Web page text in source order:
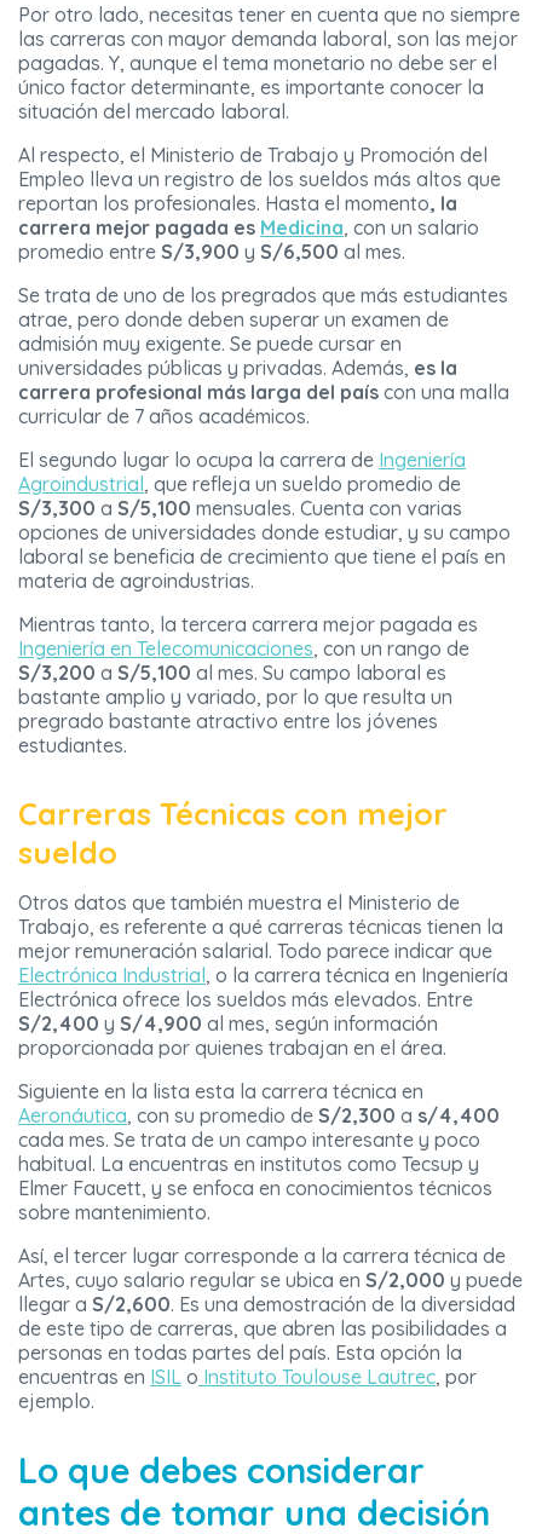
Por otro lado, necesitas tener en cuenta que no siempre
las carreras con mayor demanda laboral, son las mejor
pagadas. Y, aunque el tema monetario no debe ser el
único factor determinante, es importante conocer la
situación del mercado laboral.
Al respecto, el Ministerio de Trabajo y Promoción del
Empleo lleva un registro de los sueldos más altos que
reportan los profesionales. Hasta el momento, la
carrera mejor pagada es Medicina, con un salario
promedio entre S/3,900 y S/6,500 al mes.
Se trata de uno de los pregrados que más estudiantes
atrae, pero donde deben superar un examen de
admisión muy exigente. Se puede cursar en
universidades públicas y privadas. Además, es la
carrera profesional más larga del país con una malla
curricular de 7 años académicos.
El segundo lugar lo ocupa la carrera de Ingeniería
Agroindustrial, que refleja un sueldo promedio de
S/3,300 a S/5,100 mensuales. Cuenta con varias
opciones de universidades donde estudiar, y su campo
laboral se beneficia de crecimiento que tiene el país en
materia de agroindustrias.
Mientras tanto, la tercera carrera mejor pagada es
Ingeniería en Telecomunicaciones, con un rango de
S/3,200 a S/5,100 al mes. Su campo laboral es
bastante amplio y variado, por lo que resulta un
pregrado bastante atractivo entre los jóvenes
estudiantes.
Carreras Técnicas con mejor
sueldo
Otros datos que también muestra el Ministerio de
Trabajo, es referente a qué carreras técnicas tienen la
mejor remuneración salarial. Todo parece indicar que
Electrónica Industrial, o la carrera técnica en Ingeniería
Electrónica ofrece los sueldos más elevados. Entre
S/2,400 y S/4,900 al mes, según información
proporcionada por quienes trabajan en el área.
Siguiente en la lista esta la carrera técnica en
Aeronáutica, con su promedio de S/2,300 a s/4,400
cada mes. Se trata de un campo interesante y poco
habitual. La encuentras en institutos como Tecsup y
Elmer Faucett, y se enfoca en conocimientos técnicos
sobre mantenimiento.
Así, el tercer lugar corresponde a la carrera técnica de
Artes, cuyo salario regular se ubica en S/2,000 y puede
llegar a S/2,600. Es una demostración de la diversidad
de este tipo de carreras, que abren las posibilidades a
personas en todas partes del país. Esta opción la
encuentras en ISIL o Instituto Toulouse Lautrec, por
ejemplo.
Lo que debes considerar
antes de tomar una decisión